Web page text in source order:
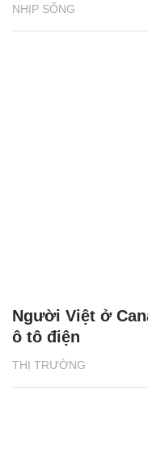
NHỊP SỐNG
THỊ TRƯỜNG
Người Việt ở
ô tô điện